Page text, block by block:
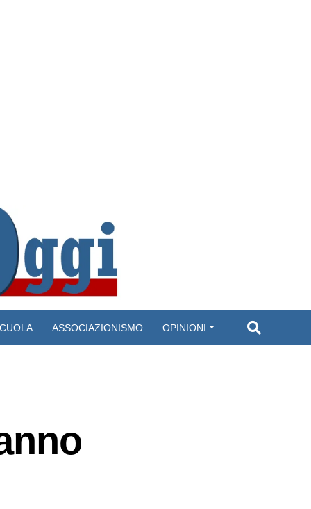
ASSOCIAZIONISMO OPINIONI